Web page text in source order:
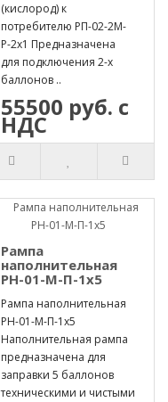
(кислород) к
потребителю РП-02-2М-
Р-2х1 Предназначена
для подключения 2-х
баллонов ..
55500 руб. с
НДС
Рампа
наполнительная
РН-01-М-П-1х5
Рампа наполнительная
РН-01-М-П-1х5
Наполнительная рампа
предназначена для
заправки 5 баллонов
техническими и чистыми